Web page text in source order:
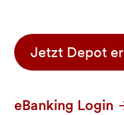
Jetzt Depot
eBanking Login